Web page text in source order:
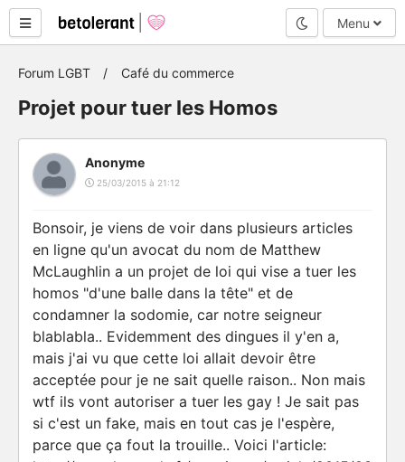
Mode nuit
Menu
Forum LGBT Café du commerce
Projet pour tuer les Homos
Anonyme
25/03/2015 à 21:12
Bonsoir, je viens de voir dans plusieurs articles
en ligne qu'un avocat du nom de Matthew
McLaughlin a un projet de loi qui vise a tuer les
homos "d'une balle dans la tête" et de
condamner la sodomie, car notre seigneur
blablabla.. Evidemment des dingues il y'en a,
mais j'ai vu que cette loi allait devoir être
acceptée pour je ne sait quelle raison.. Non mais
wtf ils vont autoriser a tuer les gay ! Je sait pas
si c'est un fake, mais en tout cas je l'espère,
parce que ça fout la trouille.. Voici l'article: